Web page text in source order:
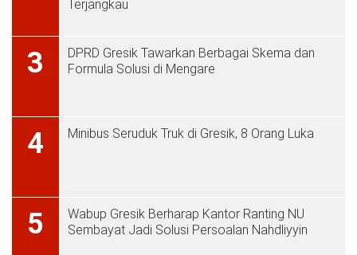
Terjangkau
3
DPRD Gresik Tawarkan Berbagai Skema dan
Formula Solusi di Mengare
4 Minibus Seruduk Truk di Gresik, 8 Orang Luka
5
Wabup Gresik Berharap Kantor Ranting NU
Sembayat Jadi Solusi Persoalan Nahdliyyin